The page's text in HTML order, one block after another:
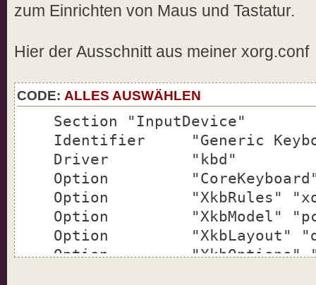
zum Einrichten von Maus und Tastatur.
Hier der Ausschnitt aus meiner xorg.conf
CODE: ALLES AUSWÄHLEN
Section "InputDevice"
Identifier "Generic
Driver "kbd"
Option
Option "XkbRules"
Option "XkbModel"
Option "XkbLayout"
Option "XkbOptions"